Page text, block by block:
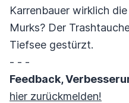
Karrenbauer wirklich
Murks? Der
Tiefsee gestürzt.
- - -
Feedback,
hier zurückmelden!